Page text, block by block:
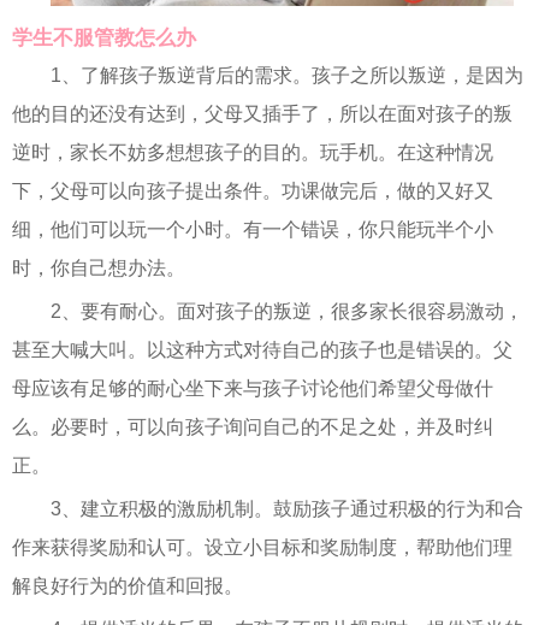
学生不服管教怎么办
1、了解孩子叛逆背后的需求。孩子之所以叛逆，是因为
他的目的还没有达到，父母又插手了，所以在面对孩子的叛
逆时，家长不妨多想想孩子的目的。玩手机。在这种情况
下，父母可以向孩子提出条件。功课做完后，做的又好又
细，他们可以玩一个小时。有一个错误，你只能玩半个小
时，你自己想办法。
2、要有耐心。面对孩子的叛逆，很多家长很容易激动，
甚至大喊大叫。以这种方式对待自己的孩子也是错误的。父
母应该有足够的耐心坐下来与孩子讨论他们希望父母做什
么。必要时，可以向孩子询问自己的不足之处，并及时纠
正。
3、建立积极的激励机制。鼓励孩子通过积极的行为和合
作来获得奖励和认可。设立小目标和奖励制度，帮助他们理
解良好行为的价值和回报。